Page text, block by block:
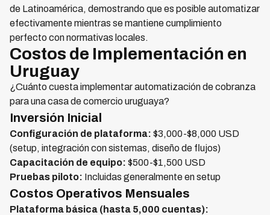
de Latinoamérica, demostrando que es posible automatizar
efectivamente mientras se mantiene cumplimiento
perfecto con normativas locales.
Costos de Implementación en
Uruguay
¿Cuánto cuesta implementar automatización de cobranza
para una casa de comercio uruguaya?
Inversión Inicial
Configuración de plataforma: $3,000-$8,000 USD
(setup, integración con sistemas, diseño de flujos)
Capacitación de equipo: $500-$1,500 USD
Pruebas piloto: Incluidas generalmente en setup
Costos Operativos Mensuales
Plataforma básica (hasta 5,000 cuentas):